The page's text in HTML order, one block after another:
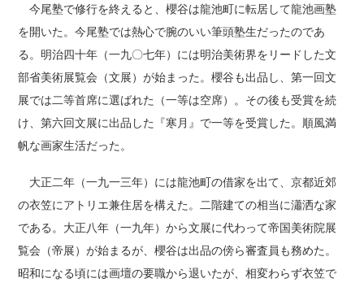
今尾塾で修行を終えると、櫻谷は龍池町に転居して龍池画塾
を開いた。今尾塾では熱心で腕のいい筆頭塾生だったのであ
る。明治四十年（一九〇七年）には明治美術界をリードした文
部省美術展覧会（文展）が始まった。櫻谷も出品し、第一回文
展では二等首席に選ばれた（一等は空席）。その後も受賞を続
け、第六回文展に出品した『寒月』で一等を受賞した。順風満
帆な画家生活だった。
大正二年（一九一三年）には龍池町の借家を出て、京都近郊
の衣笠にアトリエ兼住居を構えた。二階建ての相当に瀟洒な家
である。大正八年（一九年）から文展に代わって帝国美術院展
覧会（帝展）が始まるが、櫻谷は出品の傍ら審査員も務めた。
昭和になる頃には画壇の要職から退いたが、相変わらず衣笠で